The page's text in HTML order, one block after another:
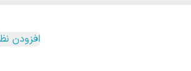
افزودن